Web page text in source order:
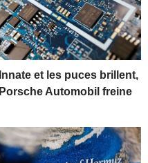
Innate et les puces brillent,
Porsche Automobil freine